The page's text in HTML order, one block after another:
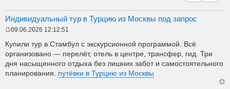
Индивидуальный тур в Турцию из Москвы под запрос
o
s
t
09.06.2026 12:12:51
Купили тур в Стамбул с экскурсионной программой. Всё
организовано — перелёт, отель в центре, трансфер, гид. Три
дня насыщенного отдыха без лишних забот и самостоятельного
планирования. путёвки в Турцию из Москвы